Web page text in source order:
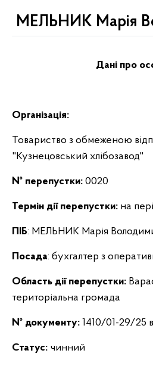
МЕЛЬНИК Марія
Дані про
Організація:
Товариство з обмеженою
"Кузнецовський хлібозавод"
№ перепустки: 0020
Термін дії перепустки: на
ПІБ: МЕЛЬНИК Марія
Посада: бухгалтер з
Область дії перепустки:
територіальна громада
№ документу: 1410/01-29/25
Статус: чинний